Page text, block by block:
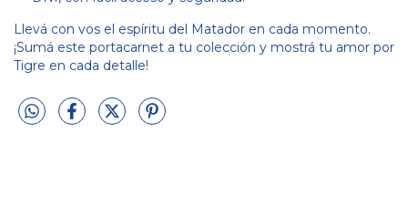
Llevá con vos el espíritu del Matador en cada momento.
¡Sumá este portacarnet a tu colección y mostrá tu amor por
Tigre en cada detalle!